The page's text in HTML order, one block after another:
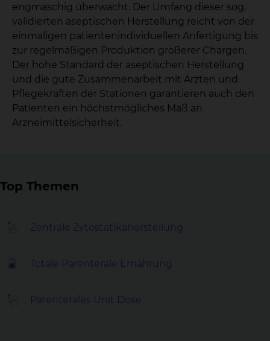
engmaschig überwacht. Der Umfang dieser sog.
validierten aseptischen Herstellung reicht von der
einmaligen patientenindividuellen Anfertigung bis
zur regelmäßigen Produktion größerer Chargen.
Der hohe Standard der aseptischen Herstellung
und die gute Zusammenarbeit mit Ärzten und
Pflegekräften der Stationen garantieren auch den
Patienten ein höchstmögliches Maß an
Arzneimittelsicherheit.
Top Themen
Zentrale Zytostatikaherstellung
Totale Parenterale Ernährung
Parenterales Unit Dose